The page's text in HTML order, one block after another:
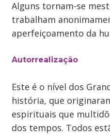
Alguns tornam-se
trabalham
aperfeiçoamento da
Autorrealização
Este é o nível dos
história, que
espirituais que
dos tempos. Todos